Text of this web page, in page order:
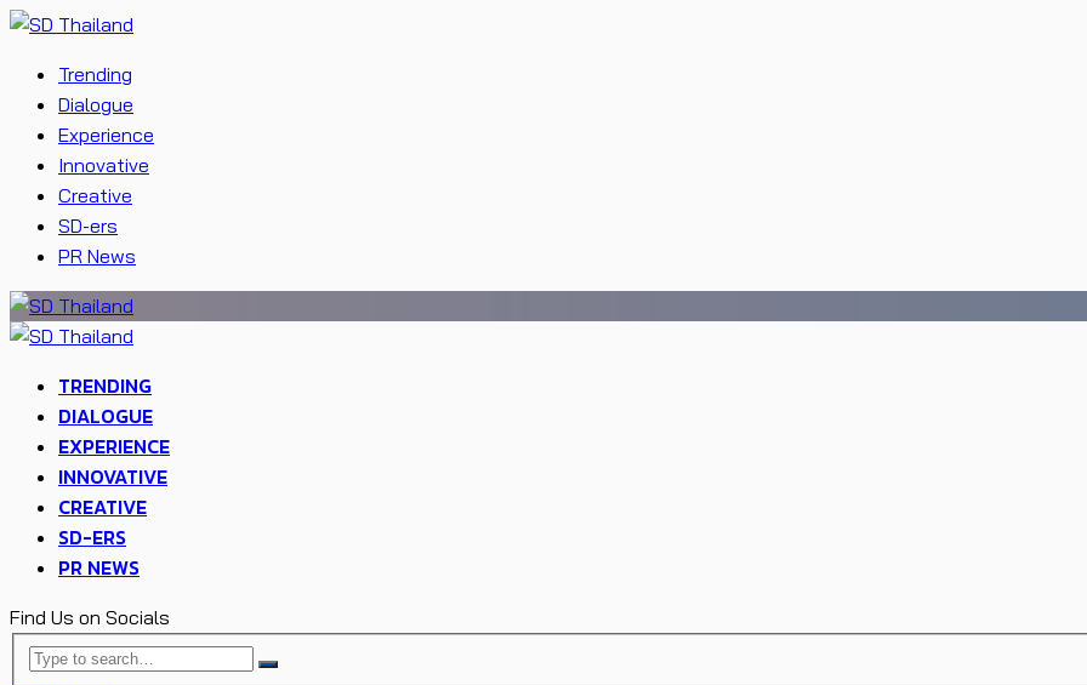
Trending
Dialogue
Experience
Innovative
Creative
SD-ers
PR News
TRENDING
DIALOGUE
EXPERIENCE
INNOVATIVE
CREATIVE
SD-ERS
PR NEWS
Find Us on Socials